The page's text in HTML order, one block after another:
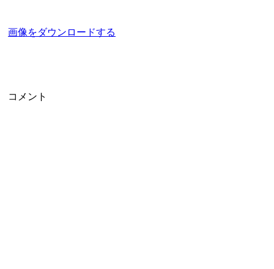
画像をダウンロードする
コメント